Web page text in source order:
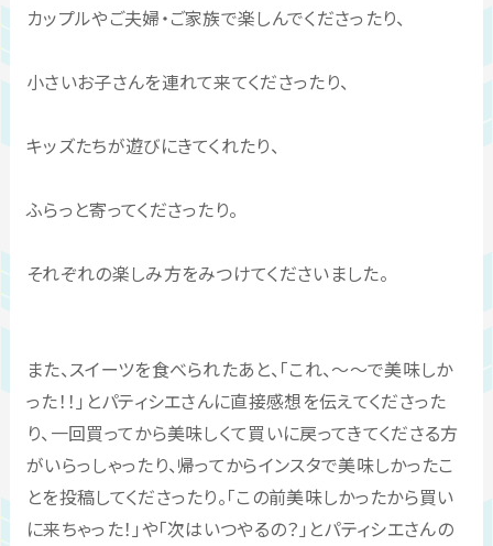
カップルやご夫婦・ご家族で楽しんでくださったり、
小さいお子さんを連れて来てくださったり、
キッズたちが遊びにきてくれたり、
ふらっと寄ってくださったり。
それぞれの楽しみ方をみつけてくださいました。
また、スイーツを食べられたあと、「これ、～～で美味しか
った！！」とパティシエさんに直接感想を伝えてくださった
り、一回買ってから美味しくて買いに戻ってきてくださる方
がいらっしゃったり、帰ってからインスタで美味しかったこ
とを投稿してくださったり。「この前美味しかったから買い
に来ちゃった！」や「次はいつやるの？」とパティシエさんの